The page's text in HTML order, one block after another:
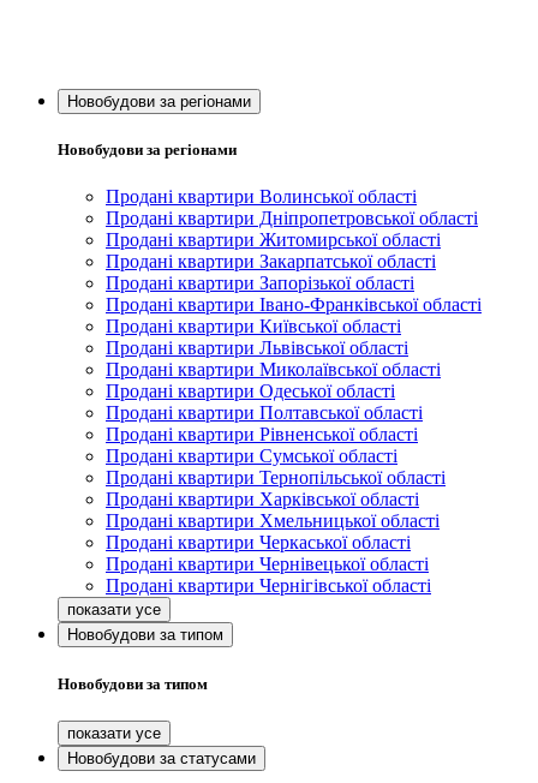
Новобудови за регіонами
Новобудови за регіонами
Продані квартири Волинської області
Продані квартири Дніпропетровської області
Продані квартири Житомирської області
Продані квартири Закарпатської області
Продані квартири Запорізької області
Продані квартири Івано-Франківської області
Продані квартири Київської області
Продані квартири Львівської області
Продані квартири Миколаївської області
Продані квартири Одеської області
Продані квартири Полтавської області
Продані квартири Рівненської області
Продані квартири Сумської області
Продані квартири Тернопільської області
Продані квартири Харківської області
Продані квартири Хмельницької області
Продані квартири Черкаської області
Продані квартири Чернівецької області
Продані квартири Чернігівської області
Новобудови за типом
Новобудови за типом
Новобудови за статусами